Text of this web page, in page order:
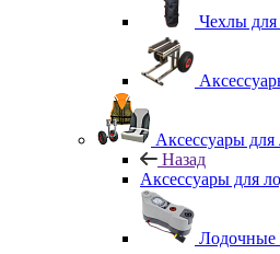
Чехлы
Аксессуары
Назад
Аксессуары для
Лодочные